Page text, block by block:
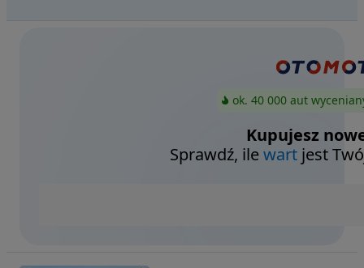
ok. 40 000 aut
Kupujesz
Sprawdź, ilewart jest